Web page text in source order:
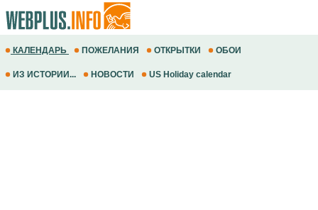
КАЛЕНДАРЬ ПОЖЕЛАНИЯ ОТКРЫТКИ ОБОИ
ИЗ ИСТОРИИ... НОВОСТИ US Holiday calendar